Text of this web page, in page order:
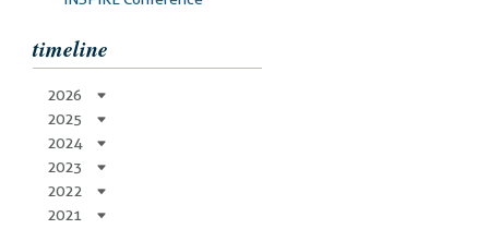
timeline
2026
2025
2024
2023
2022
2021